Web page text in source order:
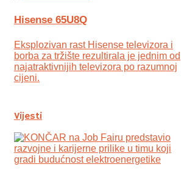
Hisense 65U8Q
Eksplozivan rast Hisense televizora i
borba za tržište rezultirala je jednim od
najatraktivnijih televizora po razumnoj
cijeni.
Vijesti